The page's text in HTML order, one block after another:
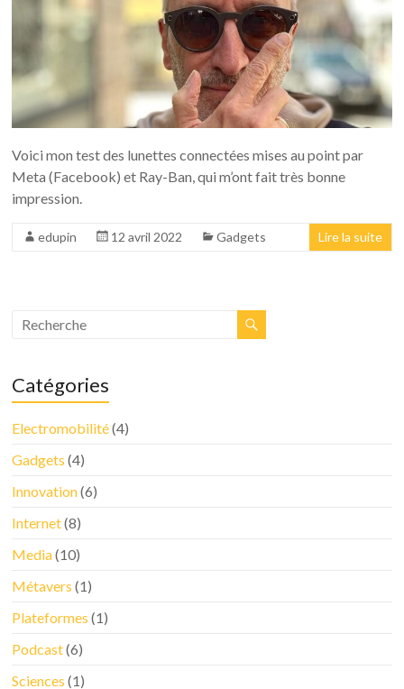
Voici mon test des lunettes connectées mises au point par
Meta (Facebook) et Ray-Ban, qui m’ont fait très bonne
impression.
edupin 12 avril 2022 Gadgets Lire la suite
Catégories
Electromobilité(4)
Gadgets (4)
Innovation(6)
Internet(8)
Media(10)
Métavers (1)
Plateformes (1)
Podcast(6)
Sciences (1)